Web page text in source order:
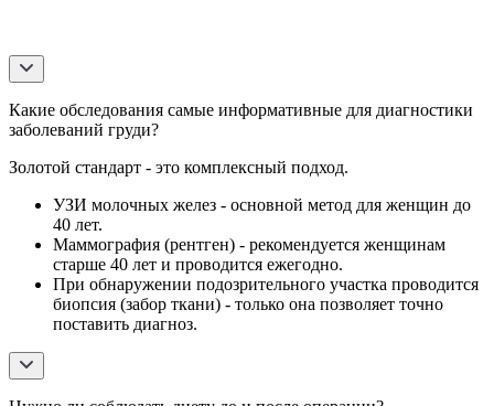
Какие обследования самые информативные для диагностики
заболеваний груди?
Золотой стандарт - это комплексный подход.
УЗИ молочных желез - основной метод для женщин до
40 лет.
Маммография (рентген) - рекомендуется женщинам
старше 40 лет и проводится ежегодно.
При обнаружении подозрительного участка проводится
биопсия (забор ткани) - только она позволяет точно
поставить диагноз.